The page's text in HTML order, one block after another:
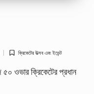
Posted
ক্রিকেটের উত্সব এবং ইভেন্ট
৫০ ওভার ক্রিকেটের প্রধান